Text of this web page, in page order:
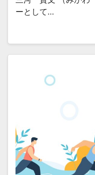
ーとして…